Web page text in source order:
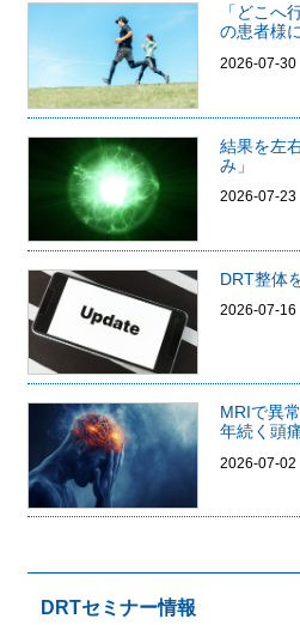
「どこへ
の患者様
2026-07-30
結果を左
み」
2026-07-23
DRT整体
2026-07-16
MRIで異
年続く頭
2026-07-02
DRTセミナー情報